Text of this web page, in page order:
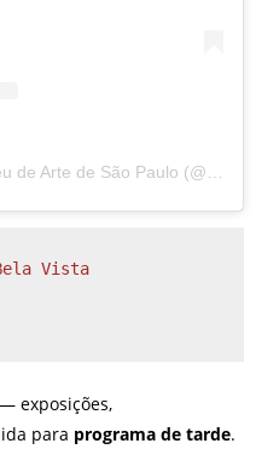
Vista
— exposições,
para programa de tarde.